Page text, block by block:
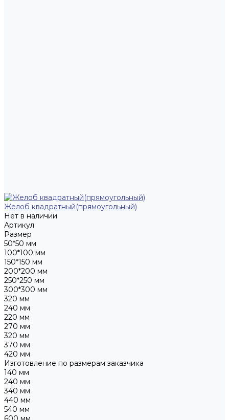
Желоб квадратный(прямоугольный)
Нет в наличии
Артикул
Размер
50*50 мм
100*100 мм
150*150 мм
200*200 мм
250*250 мм
300*300 мм
320 мм
240 мм
220 мм
270 мм
320 мм
370 мм
420 мм
Изготовление по размерам заказчика
140 мм
240 мм
340 мм
440 мм
540 мм